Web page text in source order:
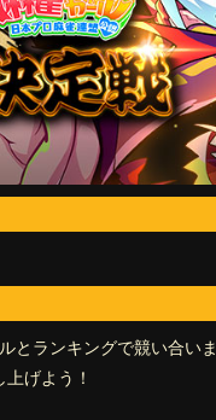
とランキングで競い合い
げよう！